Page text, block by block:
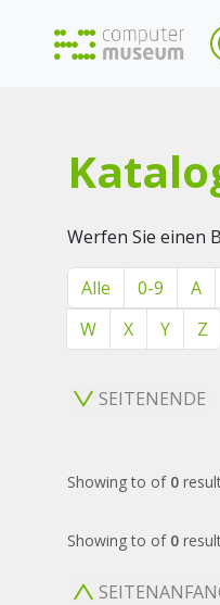
Werfen Sie einen
Alle 0-9 A
W
X Y Z
SEITENENDE
Showingto of 0
Showingto of 0